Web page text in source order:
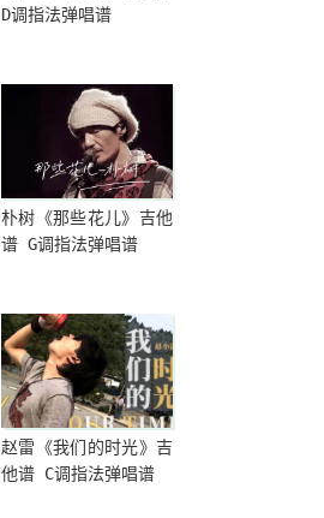
D调指法弹唱谱
朴树《那些花儿》吉他
谱 G调指法弹唱谱
赵雷《我们的时光》吉
他谱 C调指法弹唱谱